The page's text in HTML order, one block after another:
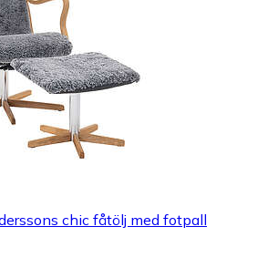
chic fåtölj med fotpall